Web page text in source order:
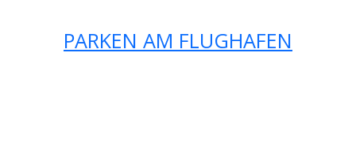
PARKEN AM FLUGHAFEN